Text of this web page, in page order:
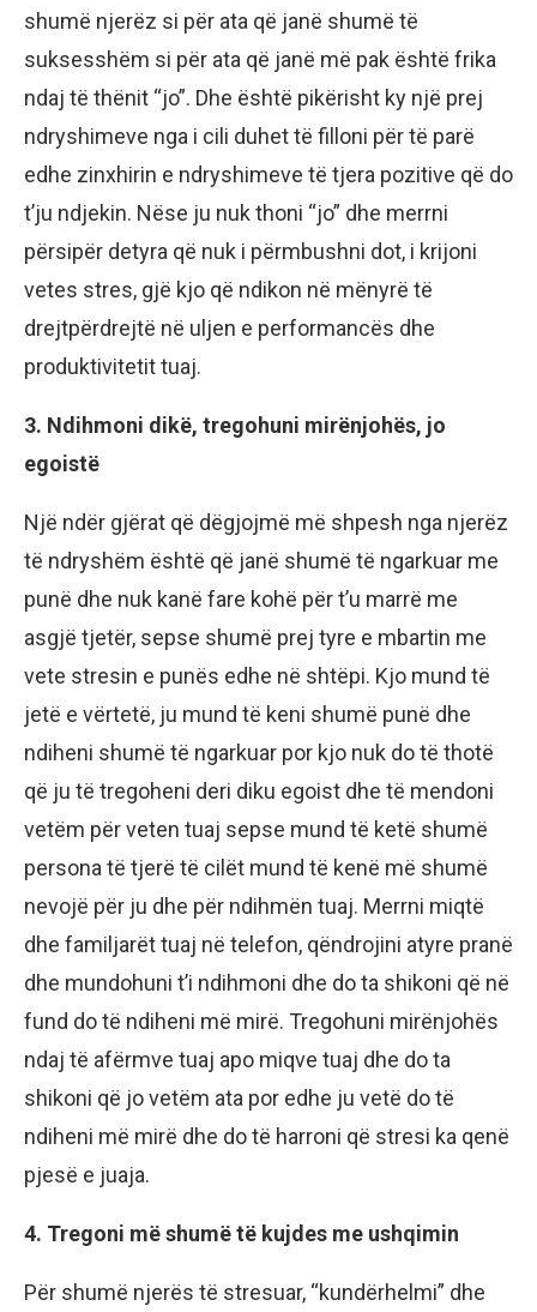
shumë njerëz si për ata që janë shumë të
suksesshëm si për ata që janë më pak është frika
ndaj të thënit “jo”. Dhe është pikërisht ky një prej
ndryshimeve nga i cili duhet të filloni për të parë
edhe zinxhirin e ndryshimeve të tjera pozitive që do
t’ju ndjekin. Nëse ju nuk thoni “jo” dhe merrni
përsipër detyra që nuk i përmbushni dot, i krijoni
vetes stres, gjë kjo që ndikon në mënyrë të
drejtpërdrejtë në uljen e performancës dhe
produktivitetit tuaj.
3. Ndihmoni dikë, tregohuni mirënjohës, jo
egoistë
Një ndër gjërat që dëgjojmë më shpesh nga njerëz
të ndryshëm është që janë shumë të ngarkuar me
punë dhe nuk kanë fare kohë për t’u marrë me
asgjë tjetër, sepse shumë prej tyre e mbartin me
vete stresin e punës edhe në shtëpi. Kjo mund të
jetë e vërtetë, ju mund të keni shumë punë dhe
ndiheni shumë të ngarkuar por kjo nuk do të thotë
që ju të tregoheni deri diku egoist dhe të mendoni
vetëm për veten tuaj sepse mund të ketë shumë
persona të tjerë të cilët mund të kenë më shumë
nevojë për ju dhe për ndihmën tuaj. Merrni miqtë
dhe familjarët tuaj në telefon, qëndrojini atyre pranë
dhe mundohuni t’i ndihmoni dhe do ta shikoni që në
fund do të ndiheni më mirë. Tregohuni mirënjohës
ndaj të afërmve tuaj apo miqve tuaj dhe do ta
shikoni që jo vetëm ata por edhe ju vetë do të
ndiheni më mirë dhe do të harroni që stresi ka qenë
pjesë e juaja.
4. Tregoni më shumë të kujdes me ushqimin
Për shumë njerës të stresuar, “kundërhelmi” dhe